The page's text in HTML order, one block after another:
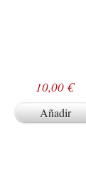
10,00 €
Añadir